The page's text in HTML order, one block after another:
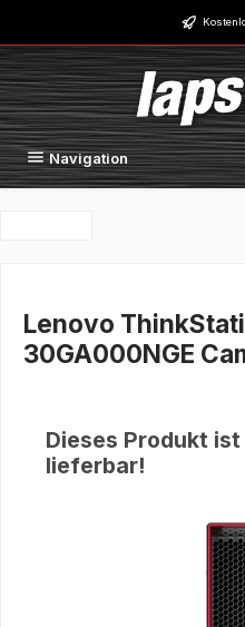
Zum Hauptinhalt springen
Navigation
Lenovo
30GA000NGE
Dieses Produkt
lieferbar!